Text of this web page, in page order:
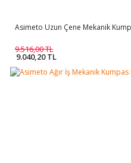
Asimeto Uzun Çene Mekanik
9.516,00 TL
9.040,20 TL